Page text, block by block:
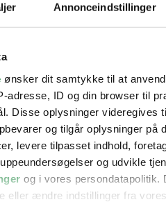
Annonceindstillinger
ønsker dit samtykke til at
adresse, ID og din browser til
Disse oplysninger videregives
og tilgår oplysninger på
levere tilpasset indhold,
og udvikle
og i vores persondatapolitik.
eller ændre indstillinger fra